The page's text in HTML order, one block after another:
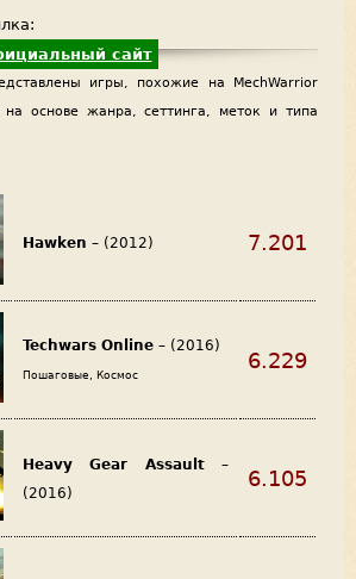
сайт
игры, похожие на MechWarrior
основе жанра, сеттинга, меток и типа
Hawken – (2012) 7.201
Techwars Online – (2016)
Пошаговые, Космос
6.229
Heavy Gear Assault–
(2016)
6.105